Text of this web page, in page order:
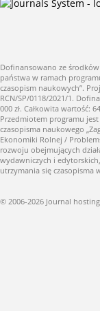
Dofinansowano ze
państwa w ramach
czasopism naukowych”.
RCN/SP/0118/2021/1.
000 zł. Całkowita wartość:
Przedmiotem programu
czasopisma naukowego
Ekonomiki Rolnej /
rozwoju obejmujących
wydawniczych i
utrzymania się
© 2006-2026 Journal